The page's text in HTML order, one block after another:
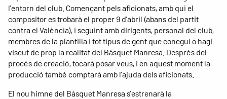
l’entorn del club. Començant pels aficionats, amb qui el
compositor es trobarà el proper 9 d’abril (abans del partit
contra el València), i seguint amb dirigents, personal del club,
membres de la plantilla i tot tipus de gent que conegui o hagi
viscut de prop la realitat del Bàsquet Manresa. Després del
procés de creació, tocarà posar veus, i en aquest moment la
producció també comptarà amb l’ajuda dels aficionats.
El nou himne del Bàsquet Manresa s’estrenarà la